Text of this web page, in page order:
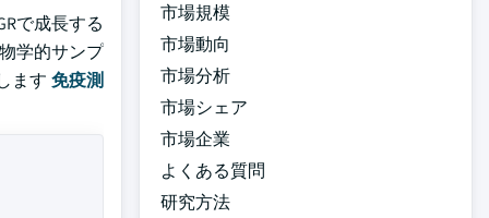
で成長する
学的サンプ
ます 免疫測
市場規模
市場動向
市場分析
市場シェア
市場企業
よくある質問
研究方法